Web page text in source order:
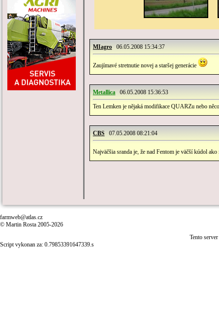
MIagro 06.05.2008 15:34:37
Zaujímavé stretnutie novej a staršej generácie
Metallica 06.05.2008 15:36:53
Ten Lemken je nějaká modifikace QUARZu nebo
CBS 07.05.2008 08:21:04
Najväčšia sranda je, že nad Fentom je väčší kúdol
farmweb@atlas.cz
© Martin Rosta 2005-2026
Tento
Script vykonan za: 0.79853391647339.s